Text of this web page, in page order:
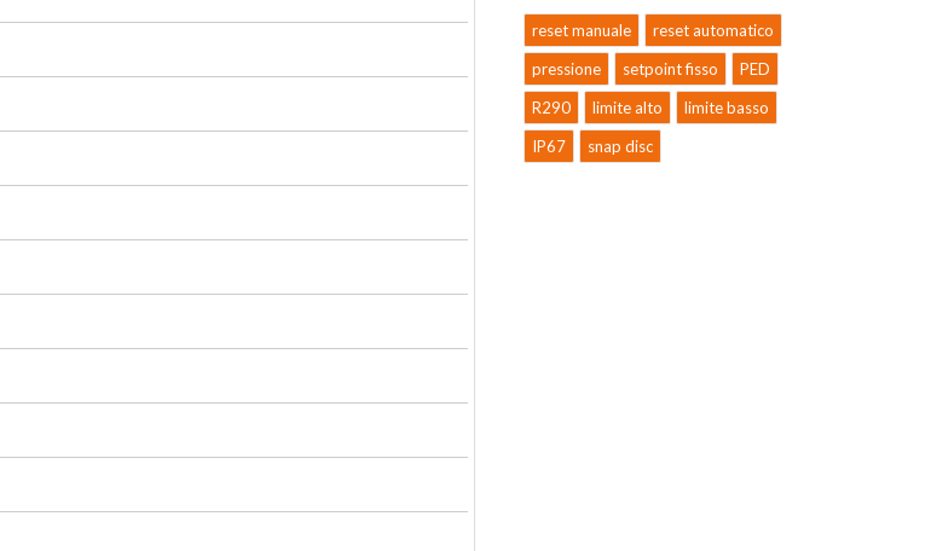
reset manuale
reset automatico
pressione
setpoint fisso
PED
R290
limite alto
limite basso
IP67
snap disc